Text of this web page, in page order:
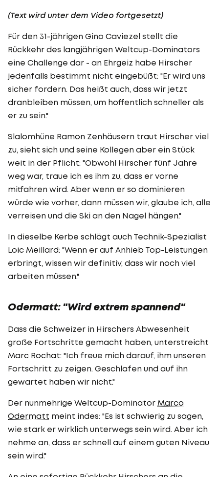
(Text wird unter dem Video fortgesetzt)
Für den 31-jährigen Gino Caviezel stellt die
Rückkehr des langjährigen Weltcup-Dominators
eine Challenge dar - an Ehrgeiz habe Hirscher
jedenfalls bestimmt nicht eingebüßt: "Er wird uns
sicher fordern. Das heißt auch, dass wir jetzt
dranbleiben müssen, um hoffentlich schneller als
er zu sein."
Slalomhüne Ramon Zenhäusern traut Hirscher viel
zu, sieht sich und seine Kollegen aber ein Stück
weit in der Pflicht: "Obwohl Hirscher fünf Jahre
weg war, traue ich es ihm zu, dass er vorne
mitfahren wird. Aber wenn er so dominieren
würde wie vorher, dann müssen wir, glaube ich, alle
verreisen und die Ski an den Nagel hängen."
In dieselbe Kerbe schlägt auch Technik-Spezialist
Loic Meillard: "Wenn er auf Anhieb Top-Leistungen
erbringt, wissen wir definitiv, dass wir noch viel
arbeiten müssen."
Odermatt: "Wird extrem spannend"
Dass die Schweizer in Hirschers Abwesenheit
große Fortschritte gemacht haben, unterstreicht
Marc Rochat: "Ich freue mich darauf, ihm unseren
Fortschritt zu zeigen. Geschlafen und auf ihn
gewartet haben wir nicht."
Der nunmehrige Weltcup-Dominator Marco
Odermatt meint indes: "Es ist schwierig zu sagen,
wie stark er wirklich unterwegs sein wird. Aber ich
nehme an, dass er schnell auf einem guten Niveau
sein wird."